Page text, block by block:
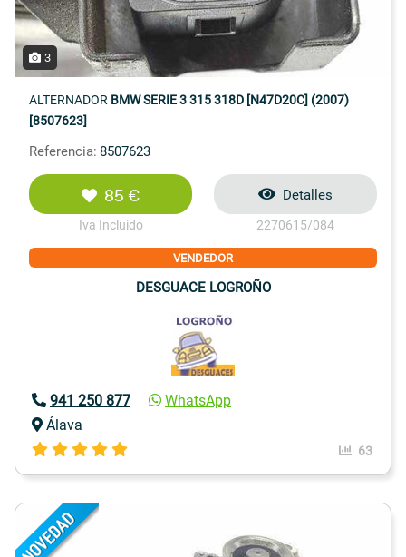
3
ALTERNADOR BMW SERIE 3 315 318D [N47D20C] (2007)
[8507623]
Referencia: 8507623
85 €
Iva Incluido
Detalles
2270615/084
VENDEDOR
DESGUACE LOGROÑO
941 250 877
WhatsApp
Álava
63